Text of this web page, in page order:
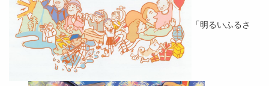
「明るいふるさ